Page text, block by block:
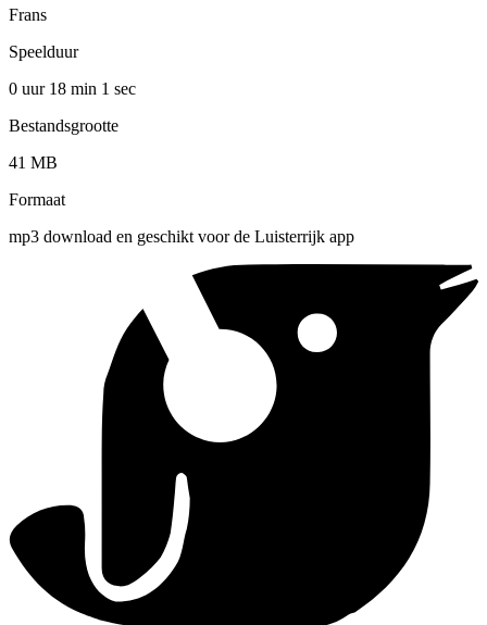
Frans
Speelduur
0 uur 18 min 1 sec
Bestandsgrootte
41 MB
Formaat
mp3 download en geschikt voor de Luisterrijk app